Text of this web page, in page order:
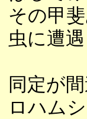
その甲
虫に遭
同定が
ロハム